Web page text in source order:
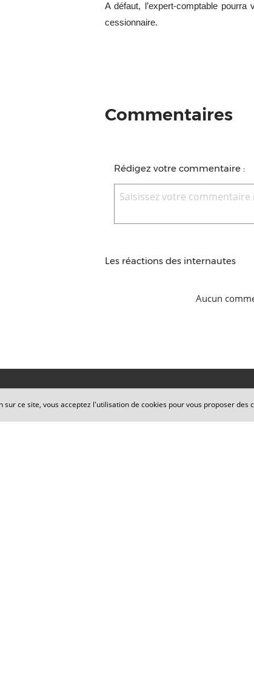
A défaut, l’expert-comptable
cessionnaire.
Commentaires
Rédigez votre commentaire :
Les réactions des internautes
Aucun
Cabinet
sur ce site, vous acceptez l'utilisation de cookies pour vous proposer des